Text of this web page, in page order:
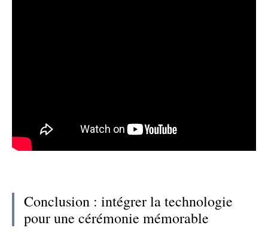
Conclusion : intégrer la technologie
pour une cérémonie mémorable